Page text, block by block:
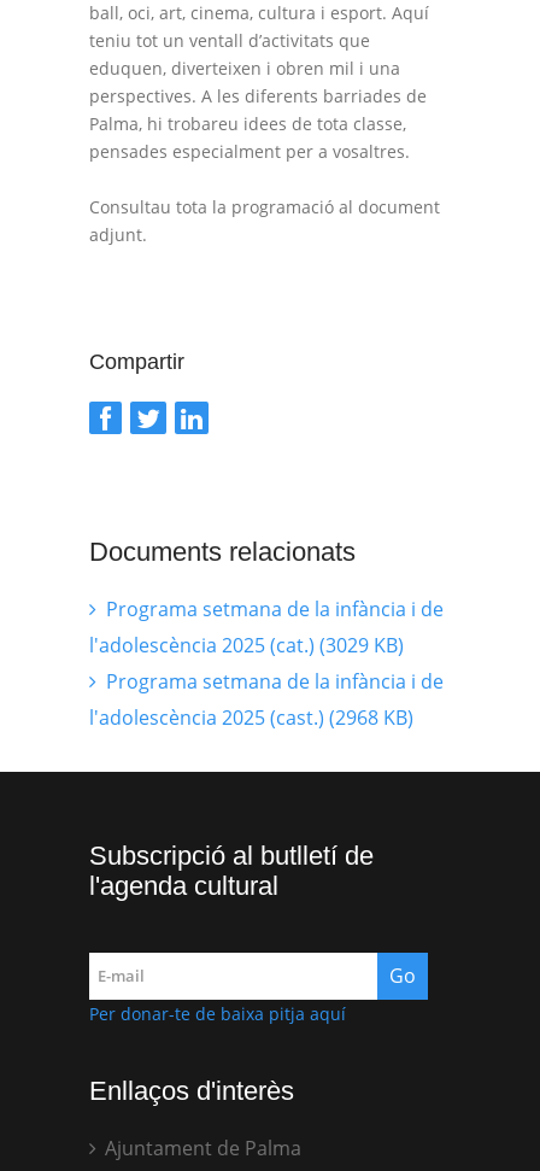
ball, oci, art, cinema, cultura i esport. Aquí
teniu tot un ventall d’activitats que
eduquen, diverteixen i obren mil i una
perspectives. A les diferents barriades de
Palma, hi trobareu idees de tota classe,
pensades especialment per a vosaltres.
Consultau tota la programació al document
adjunt.
Compartir
Documents relacionats
Programa setmana de la infància i de
l'adolescència 2025 (cat.) (3029 KB)
Programa setmana de la infància i de
l'adolescència 2025 (cast.) (2968 KB)
Subscripció al butlletí de
l'agenda cultural
Per donar-te de baixa pitja aquí
Enllaços d'interès
Ajuntament de Palma